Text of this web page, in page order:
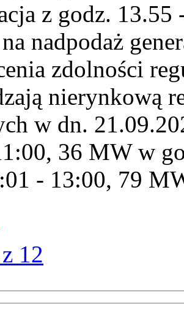
z godz. 13.55
nadpodaż
zdolności
nierynkową
w dn.
36 MW w
- 13:00, 79
12